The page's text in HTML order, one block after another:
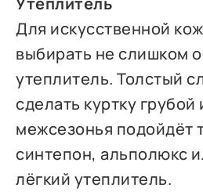
Для искусственной
выбирать не слишком
утеплитель. Толстый
сделать куртку
межсезонья подойдёт
синтепон, альполюкс
лёгкий утеплитель.